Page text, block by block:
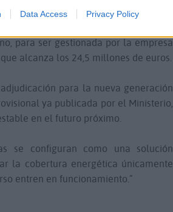
Data Access Privacy Policy
como “Mezque” fue aprobada
para ser gestionada por la empresa
alcanza los 24,5 millones de euros.
para la nueva generación
ya publicada por el Ministerio,
en el futuro próximo.
se configuran como una solución
la cobertura energética únicamente
entren en funcionamiento.”